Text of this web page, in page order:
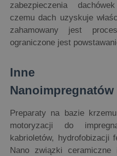
zabezpieczenia
czemu dach uzyskuje
zahamowany jest
ograniczone jest
Inne
Nanoimpregnatów
Preparaty na bazie
motoryzacji do
kabrioletów, hydrofobizacji
Nano związki